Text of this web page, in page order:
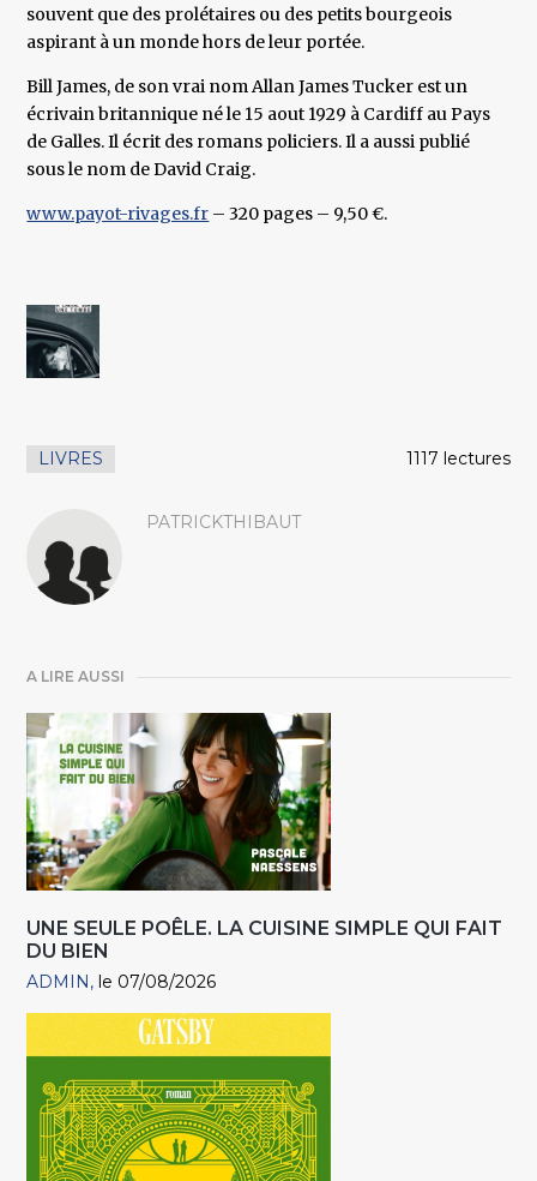
souvent que des prolétaires ou des petits bourgeois
aspirant à un monde hors de leur portée.
Bill James, de son vrai nom Allan James Tucker est un
écrivain britannique né le 15 aout 1929 à Cardiff au Pays
de Galles. Il écrit des romans policiers. Il a aussi publié
sous le nom de David Craig.
www.payot-rivages.fr – 320 pages – 9,50 €.
LIVRES 1117 lectures
PATRICKTHIBAUT
A LIRE AUSSI
UNE SEULE POÊLE. LA CUISINE SIMPLE QUI FAIT
DU BIEN
ADMIN le 07/08/2026